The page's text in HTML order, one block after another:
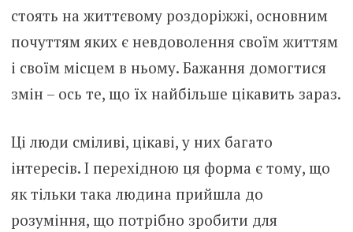
стоять на життєвому роздоріжжі, основним
почуттям яких є невдоволення своїм життям
і своїм місцем в ньому. Бажання домогтися
змін – ось те, що їх найбільше цікавить зараз.
Ці люди сміливі, цікаві, у них багато
інтересів. І перехідною ця форма є тому, що
як тільки така людина прийшла до
розуміння, що потрібно зробити для